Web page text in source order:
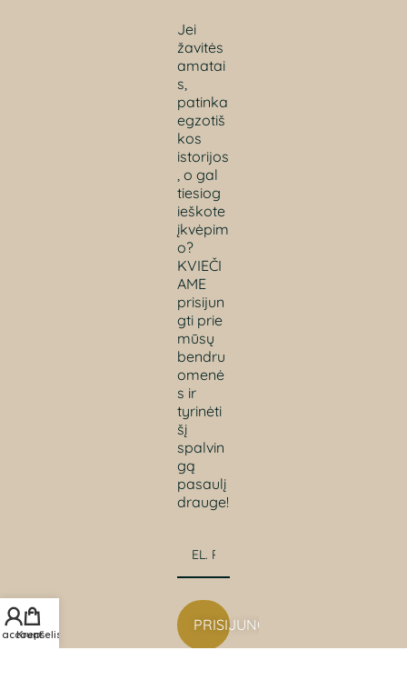
Jei
žavitės
amatai
s,
patinka
egzotiš
kos
istorijos
, o gal
tiesiog
ieškote
įkvėpim
o?
KVIEČI
AME
prisijun
gti prie
mūsų
bendru
omenė
s ir
tyrinėti
šį
spalvin
gą
pasaulį
drauge!
PRISIJUNGTI
account
Krepšelis